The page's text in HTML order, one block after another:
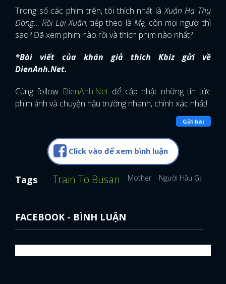
Trong số các phim trên, tôi thích nhất làXuân Hạ Thu
Đông… Rồi Lại Xuân, tiếp theo là Mẹ, còn mọi người thì
sao? Đã xem phim nào rồi và thích phim nào nhất?
*Bài viết của khán giả thích Kbiz gửi về
DienAnh.Net.
Cùng follow DienAnh.Net để cập nhật những tin tức
phim ảnh và chuyện hậu trường nhanh, chính xác nhất!
Gửi bài
Click vào để xem bình luận
Tags Train To Busan Mother Người Hầu Gái
FACEBOOK - BÌNH LUẬN